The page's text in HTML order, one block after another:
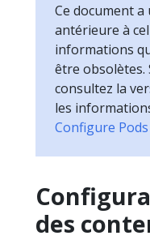
Ce document
antérieure à
informations
être obsolètes.
consultez la
les
Configure
des